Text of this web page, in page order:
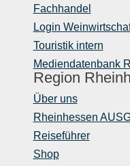
Fachhandel
Login
Touristik intern
Mediendatenbank
Region
Über uns
Rheinhessen
Reiseführer
Shop